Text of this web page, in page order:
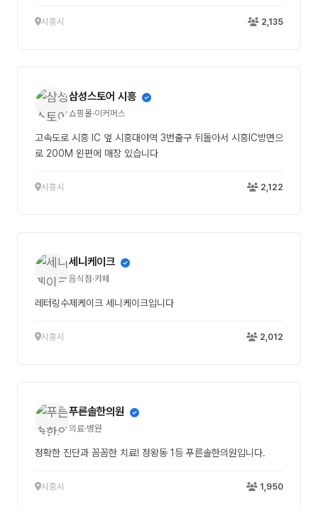
시흥시 2,135
삼성스토어 시흥
쇼핑몰·이커머스
고속도로 시흥 IC 옆 시흥대야역 3번출구 뒤돌아서 시흥IC방면으
로 200M 왼편에 매장 있습니다
시흥시 2,122
세니케이크
음식점·카페
레터링수제케이크 세니케이크입니다
시흥시 2,012
푸른솔한의원
의료·병원
정확한 진단과 꼼꼼한 치료! 정왕동 1등 푸른솔한의원입니다.
시흥시 1,950